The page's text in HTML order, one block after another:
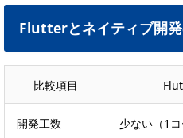
Flutterとネイティブ開
比較項目
開発工数 少ない（1コ